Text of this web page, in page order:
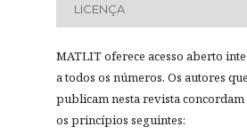
LICENÇA
MATLIT oferece acesso aberto
a todos os números. Os autores que
publicam nesta revista concordam
os princípios seguintes: